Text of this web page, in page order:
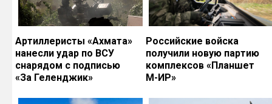
Артиллеристы «Ахмата»
нанесли удар по ВСУ
снарядом с подписью
«За Геленджик»
Российские войска
получили новую партию
комплексов «Планшет
М-ИР»